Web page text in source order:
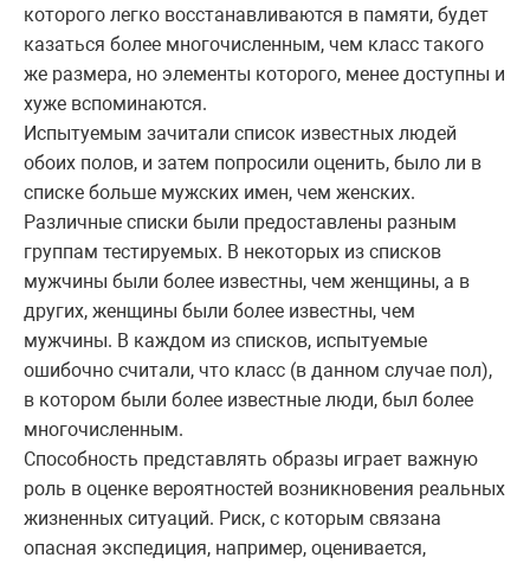
которого легко восстанавливаются в памяти, будет
казаться более многочисленным, чем класс такого
же размера, но элементы которого, менее доступны и
хуже вспоминаются.
Испытуемым зачитали список известных людей
обоих полов, и затем попросили оценить, было ли в
списке больше мужских имен, чем женских.
Различные списки были предоставлены разным
группам тестируемых. В некоторых из списков
мужчины были более известны, чем женщины, а в
других, женщины были более известны, чем
мужчины. В каждом из списков, испытуемые
ошибочно считали, что класс (в данном случае пол),
в котором были более известные люди, был более
многочисленным.
Способность представлять образы играет важную
роль в оценке вероятностей возникновения реальных
жизненных ситуаций. Риск, с которым связана
опасная экспедиция, например, оценивается,